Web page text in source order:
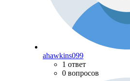
ahawkins099
1 ответ
0 вопросов